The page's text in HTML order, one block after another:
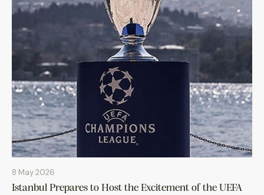
8 May 2026
Istanbul Prepares to Host the Excitement of the UEFA